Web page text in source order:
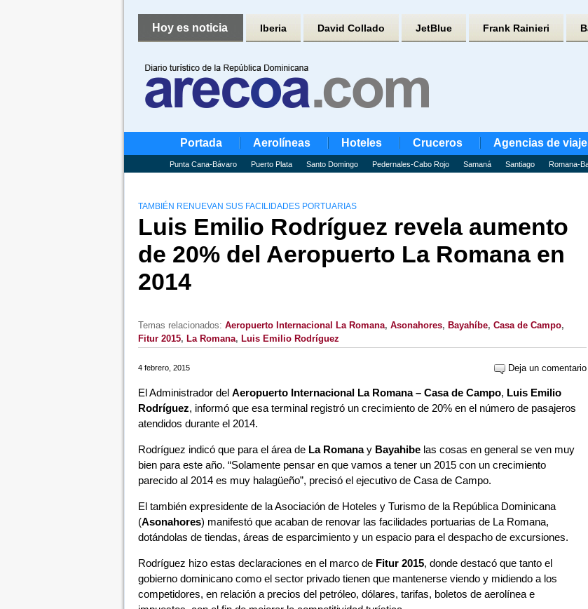
Hoy es noticia Iberia David Collado JetBlue Frank Rainieri
Portada Aerolíneas Hoteles Cruceros Agencias de
Punta Cana-Bávaro Puerto Plata Santo Domingo Pedernales-Cabo Rojo Samaná Santiago Romana-
TAMBIÉN RENUEVAN SUS FACILIDADES PORTUARIAS
Luis Emilio Rodríguez revela aumento
de 20% del Aeropuerto La Romana en
2014
Temas relacionados: Aeropuerto Internacional La Romana, Asonahores, Bayahíbe, Casa de Campo,
Fitur 2015, La Romana, Luis Emilio Rodríguez
4 febrero, 2015 Deja un comentario
El Administrador del Aeropuerto Internacional La Romana – Casa de Campo, Luis Emilio
Rodríguez, informó que esa terminal registró un crecimiento de 20% en el número de pasajeros
atendidos durante el 2014.
Rodríguez indicó que para el área de La RomanayBayahibelas cosas en general se ven muy
bien para este año. “Solamente pensar en que vamos a tener un 2015 con un crecimiento
parecido al 2014 es muy halagüeño”, precisó el ejecutivo de Casa de Campo.
El también expresidente de la Asociación de Hoteles y Turismo de la República Dominicana
(Asonahores) manifestó que acaban de renovar las facilidades portuarias de La Romana,
dotándolas de tiendas, áreas de esparcimiento y un espacio para el despacho de excursiones.
Rodríguez hizo estas declaraciones en el marco deFitur 2015, donde destacó que tanto el
gobierno dominicano como el sector privado tienen que mantenerse viendo y midiendo a los
competidores, en relación a precios del petróleo, dólares, tarifas, boletos de aerolínea e